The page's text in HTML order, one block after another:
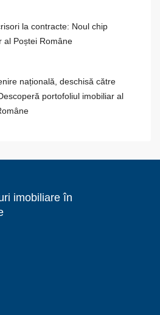
la contracte: Noul chip
al Poștei Române
națională, deschisă către
portofoliul imobiliar al
imobiliare în